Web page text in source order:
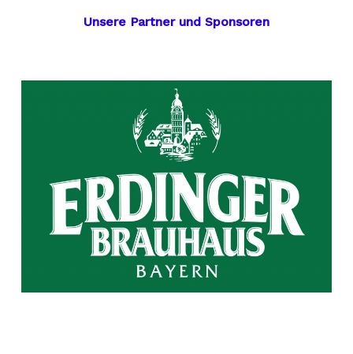
Unsere Partner und Sponsoren